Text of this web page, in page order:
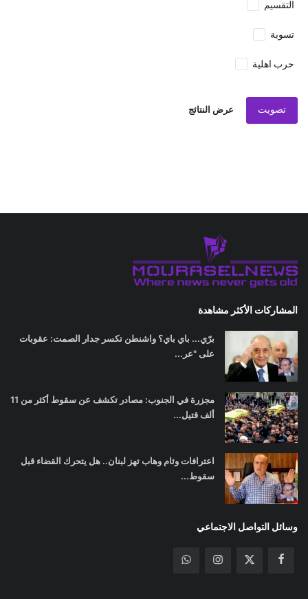
التقسيم
تسوية
حرب اهلية
تصويت عرض النتائج
المشاركات الأكثر مشاهدة
برّي... باي باي؟ واشنطن تكسر جدار الصمت: عقوبات
على "عر...
مجزرة في الجنوب: مصادر تكشف عن سقوط أكثر من 11
ألف قتيل...
اعترافات وئام وهاب تهز لبنان.. هل يتحرك القضاء قبل
سقوط...
وسائل التواصل الاجتماعي